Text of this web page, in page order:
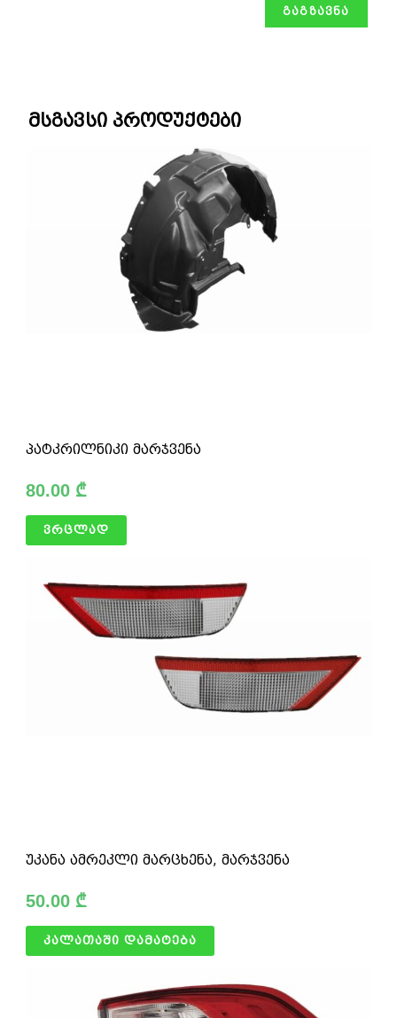
მსგავსი პროდუქტები
პატკრილნიკი მარჯვენა
80.00 ₾
ვრცლად
უკანა ამრეკლი მარცხენა, მარჯვენა
50.00 ₾
კალათაში დამატება